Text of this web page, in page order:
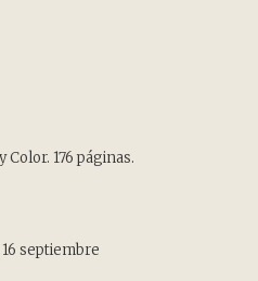
Color. 176 páginas.
16 septiembre